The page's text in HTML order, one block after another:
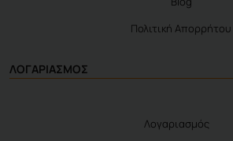
Πολιτική Απορρήτου
ΛΟΓΑΡΙΑΣΜΟΣ
Λογαριασμός